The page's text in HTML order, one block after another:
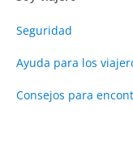
Seguridad
Ayuda para los
Consejos para